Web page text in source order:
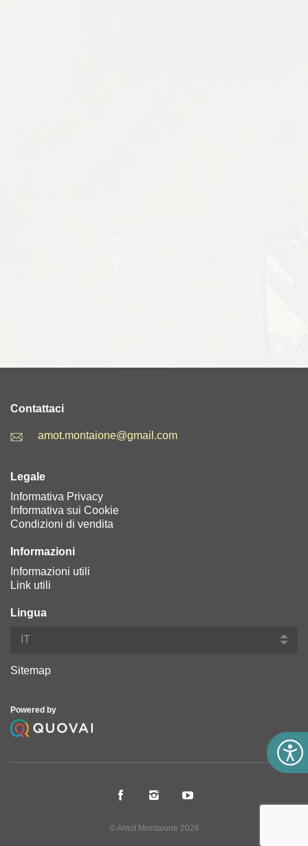
Contattaci
amot.montaione@gmail.com
Legale
Informativa Privacy
Informativa sui Cookie
Condizioni di vendita
Informazioni
Informazioni utili
Link utili
Lingua
Sitemap
Powered by
© Amot Montaione 2026